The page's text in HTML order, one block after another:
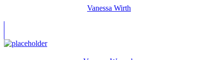
Vanessa Wirth